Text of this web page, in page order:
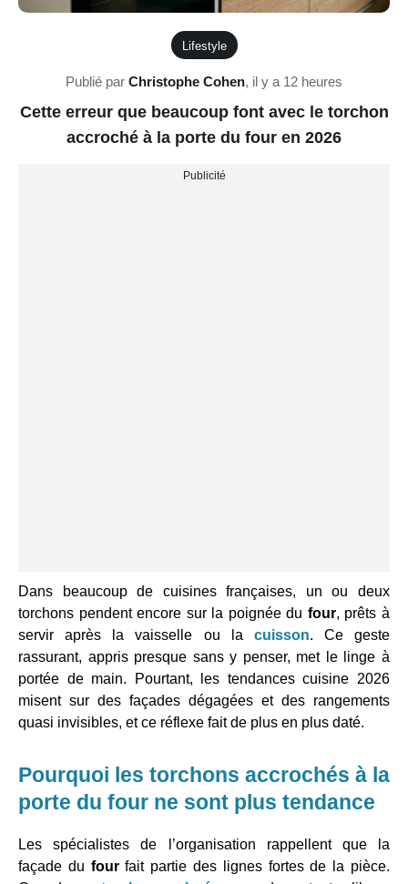
Lifestyle
Publié par Christophe Cohen, il y a 12 heures
Cette erreur que beaucoup font avec le torchon
accroché à la porte du four en 2026
Dans beaucoup de cuisines françaises, un ou deux
torchons pendent encore sur la poignée du four, prêts à
servir après la vaisselle ou la cuisson. Ce geste
rassurant, appris presque sans y penser, met le linge à
portée de main. Pourtant, les tendances cuisine 2026
misent sur des façades dégagées et des rangements
quasi invisibles, et ce réflexe fait de plus en plus daté.
Pourquoi les torchons accrochés à la
porte du four ne sont plus tendance
Les spécialistes de l’organisation rappellent que la
façade du fourfait partie des lignes fortes de la pièce.